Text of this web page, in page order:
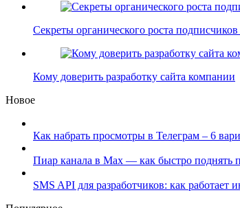
Секреты органического роста
Кому доверить разработку сайта компании
Новое
Как набрать просмотры в Телеграм – 6
Пиар канала в Max — как быстро поднять
SMS API для разработчиков: как